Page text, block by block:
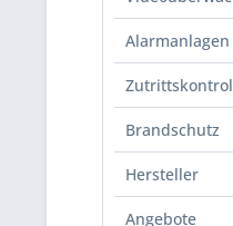
Alarmanlagen
Brandschutz
Hersteller
Angebote